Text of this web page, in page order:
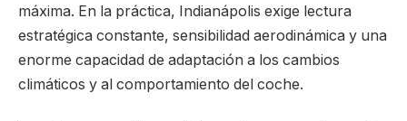
máxima. En la práctica, Indianápolis exige lectura
estratégica constante, sensibilidad aerodinámica y una
enorme capacidad de adaptación a los cambios
climáticos y al comportamiento del coche.